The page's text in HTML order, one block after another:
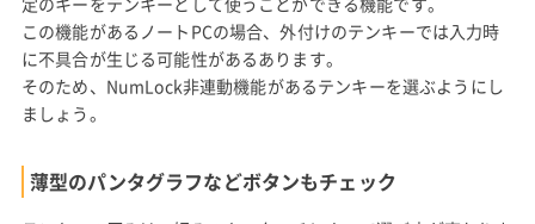
この機能があるノートPCの場合、外付けのテンキーでは入力時
に不具合が生じる可能性があるあります。
そのため、NumLock非連動機能があるテンキーを選ぶようにし
ましょう。
薄型のパンタグラフなどボタンもチェック